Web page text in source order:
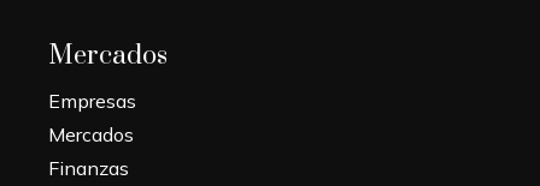
Mercados
Empresas
Mercados
Finanzas